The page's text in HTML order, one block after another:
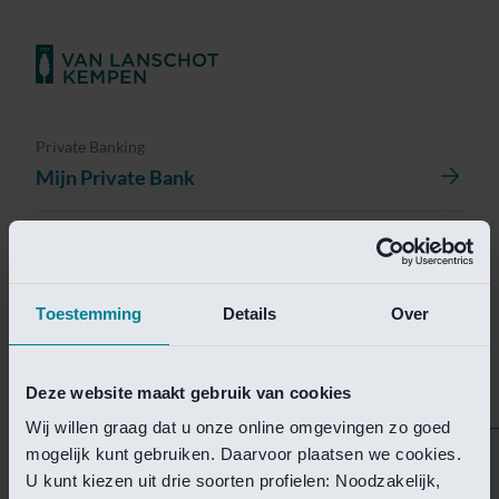
Toestemming Details Over
Deze website maakt gebruik van cookies
Wij willen graag dat u onze online omgevingen zo goed
mogelijk kunt gebruiken. Daarvoor plaatsen we cookies.
U kunt kiezen uit drie soorten profielen: Noodzakelijk,
Private Banking
Mijn Private Bank
Helaas is deze pagina